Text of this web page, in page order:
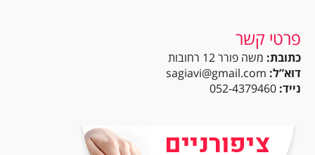
פרטי קשר
כתובת: משה פורר 12 רחובות
דוא”ל: sagiavi@gmail.com
נייד: 052-4379460